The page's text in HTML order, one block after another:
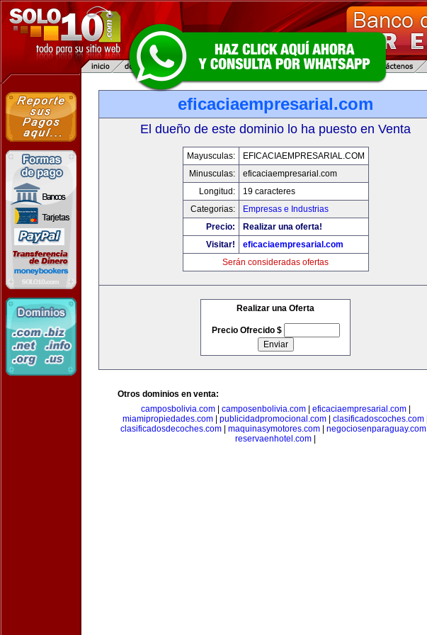
eficaciaempresarial.com
El dueño de este dominio lo ha puesto en Venta
Mayusculas:
EFICACIAEMPRESARIAL.COM
Minusculas:
eficaciaempresarial.com
Longitud:
19 caracteres
Categorias:
Empresas e Industrias
Precio:
Realizar una oferta!
Visitar!
eficaciaempresarial.com
Serán consideradas ofertas
Realizar una Oferta
Precio Ofrecido $
Otros dominios en venta:
camposbolivia.com| camposenbolivia.com| eficaciaempresarial.com|
miamipropiedades.com
publicidadpromocional.com clasificadoscoches.com
clasificadosdecoches.com
maquinasymotores.com negociosenparaguay.com
reservaenhotel.com